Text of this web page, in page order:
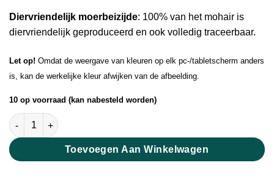
Diervriendelijk moerbeizijde: 100% van het mohair is
diervriendelijk geproduceerd en ook volledig traceerbaar.
Let op! Omdat de weergave van kleuren op elk pc-/tabletscherm anders
is, kan de werkelijke kleur afwijken van de afbeelding.
10 op voorraad (kan nabesteld worden)
Pearl Mohair Rose aantal
Toevoegen Aan Winkelwagen